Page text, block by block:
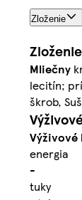
Zloženie
Zloženie
Mliečny
lecitín;
škrob,
energia
-
tuky